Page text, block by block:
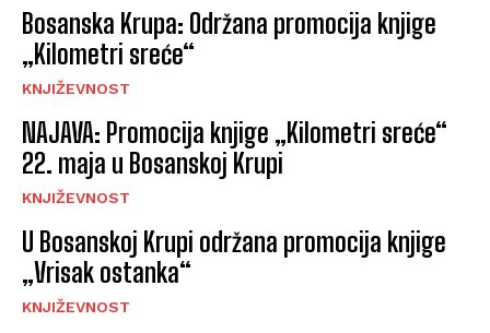
Bosanska Krupa: Održana promocija knjige
„Kilometri sreće“
KNJIŽEVNOST
NAJAVA: Promocija knjige „Kilometri sreće“
22. maja u Bosanskoj Krupi
KNJIŽEVNOST
U Bosanskoj Krupi održana promocija knjige
„Vrisak ostanka“
KNJIŽEVNOST